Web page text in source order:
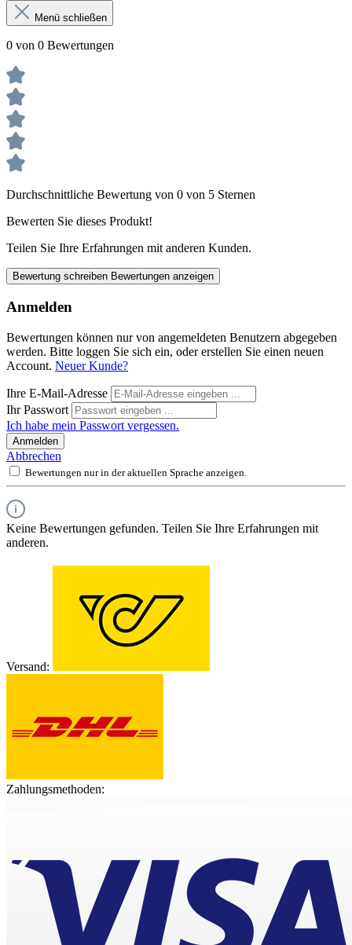
Menü schließen
0 von 0 Bewertungen
Durchschnittliche Bewertung von 0 von 5 Sternen
Bewerten Sie dieses Produkt!
Teilen Sie Ihre Erfahrungen mit anderen Kunden.
Bewertung schreiben Bewertungen anzeigen
Anmelden
Bewertungen können nur von angemeldeten Benutzern abgegeben
werden. Bitte loggen Sie sich ein, oder erstellen Sie einen neuen
Account. Neuer Kunde?
Ihre E-Mail-Adresse
Ihr Passwort
Ich habe mein Passwort vergessen.
Anmelden
Abbrechen
Bewertungen nur in der aktuellen Sprache anzeigen.
Keine Bewertungen gefunden. Teilen Sie Ihre Erfahrungen mit
anderen.
Versand:
Zahlungsmethoden: